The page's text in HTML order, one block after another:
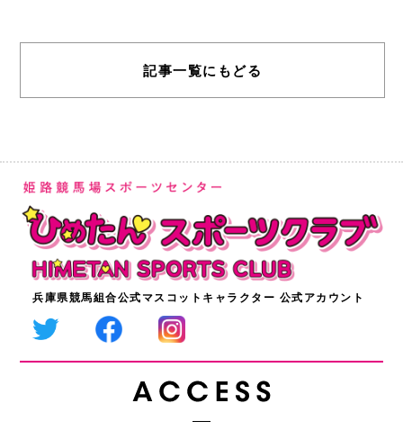
記事一覧にもどる
兵庫県競馬組合公式マスコットキャラクター 公式アカウント